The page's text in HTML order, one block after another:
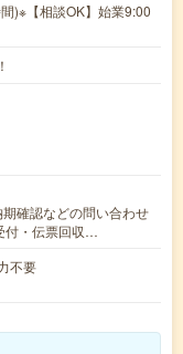
)※【相談OK】始業9:00
確認などの問い合わせ
付・伝票回収…
不要